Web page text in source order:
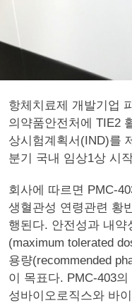
항체치료제 개발기업
의약품안전처에 TIE2
상시험계획서(IND)를
분기 국내 임상1상 시
회사에 따르면 PMC-
생혈관성 연령관련 황
행된다. 안전성과 내
(maximum tolerated
용량(recommended
이 목표다. PMC-403
성바이오로직스와 바